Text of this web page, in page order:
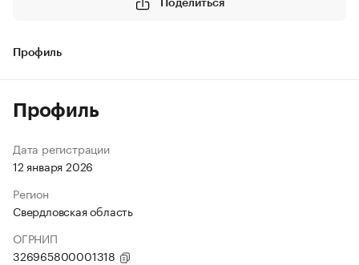
Поделиться
Профиль
Профиль
Дата регистрации
12 января 2026
Регион
Свердловская область
ОГРНИП
326965800001318